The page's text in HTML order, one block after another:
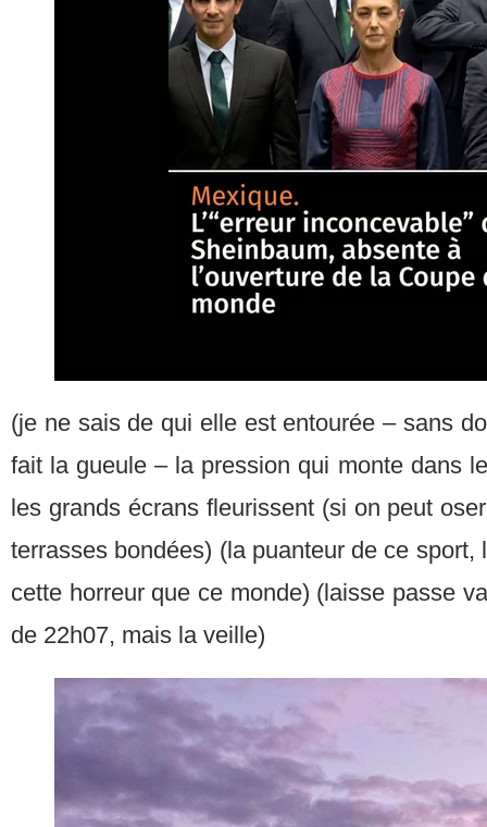
(je ne sais de qui elle est entourée – sans
fait la gueule – la pression qui monte dans
les grands écrans fleurissent (si on peut
terrasses bondées) (la puanteur de ce sport,
cette horreur que ce monde) (laisse passe
de 22h07, mais la veille)